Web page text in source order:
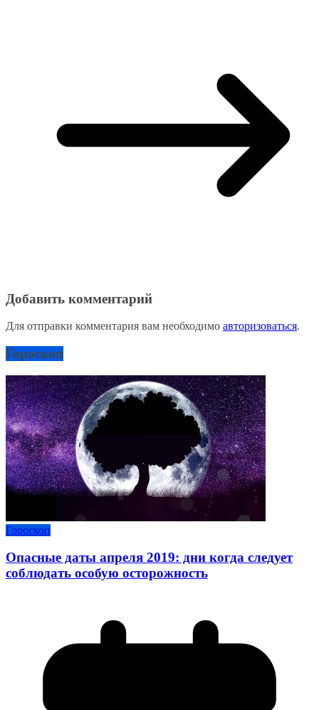
Добавить комментарий
Для отправки комментария вам необходимо авторизоваться.
Гороскоп
Гороскоп
Опасные даты апреля 2019: дни когда следует
соблюдать особую осторожность